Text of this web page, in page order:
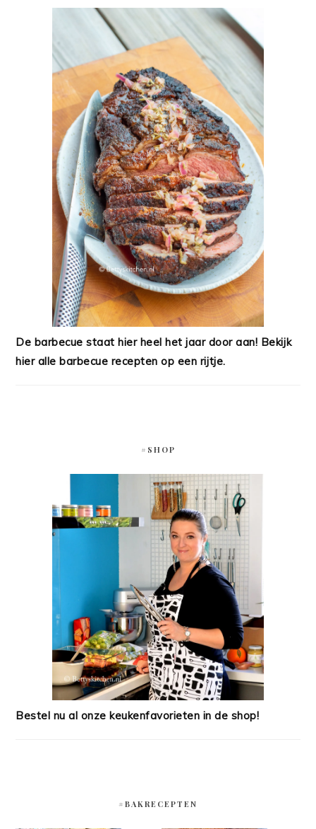
De barbecue staat hier heel het jaar door aan! Bekijk
hier alle barbecue recepten op een rijtje.
#SHOP
Bestel nu al onze keukenfavorieten in de shop!
#BAKRECEPTEN